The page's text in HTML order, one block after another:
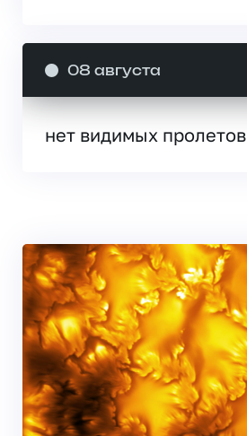
08 августа
нет видимых пролетов